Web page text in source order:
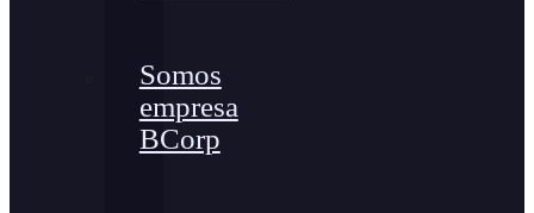
Somos
empresa
BCorp